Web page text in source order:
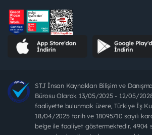
STJ İnsan Kaynakları Bilişim ve
Bürosu Olarak 13/05/2025 - 12/05/
faaliyette bulunmak üzere, Türkiye İş
18/04/2025 tarih ve 18095710 sayılı
belge ile faaliyet göstermektedir. 4904